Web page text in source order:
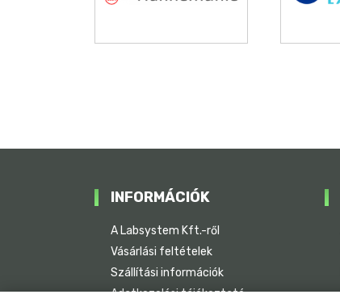
INFORMÁCIÓK
A Labsystem Kft.-ről
Vásárlási feltételek
Szállítási információk
Adatkezelési tájékoztató